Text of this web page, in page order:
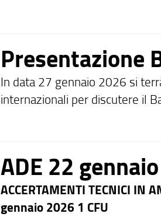
Presentazione
In data 27 gennaio 2026 si
internazionali per discutere il
ADE 22
ACCERTAMENTI TECNICI IN
gennaio 2026 1 CFU